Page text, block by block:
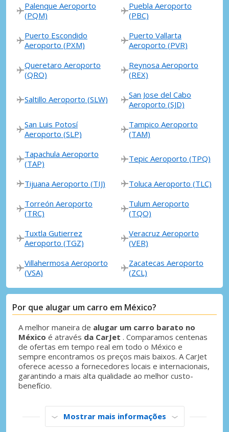
Descontos especiais
fornecedores
Iniciar sessão com eLink
Palenque Aeroporto
(PQM)
Puebla Aeroporto
(PBC)
Puerto Escondido
Aeroporto (PXM)
Puerto Vallarta
Aeroporto (PVR)
Queretaro Aeroporto
(QRO)
Reynosa Aeroporto
(REX)
Saltillo Aeroporto (SLW)
San Jose del Cabo
Aeroporto (SJD)
San Luis Potosí
Aeroporto (SLP)
Tampico Aeroporto
(TAM)
Tapachula Aeroporto
(TAP)
Tepic Aeroporto (TPQ)
Tijuana Aeroporto (TIJ)
Toluca Aeroporto (TLC)
Torreón Aeroporto
(TRC)
Tulum Aeroporto
(TQO)
Tuxtla Gutierrez
Aeroporto (TGZ)
Veracruz Aeroporto
(VER)
Villahermosa Aeroporto
(VSA)
Zacatecas Aeroporto
(ZCL)
Por que alugar um carro em México?
A melhor maneira de alugar um carro barato no
México é através da CarJet . Comparamos centenas
de ofertas em tempo real em todo o México e
sempre encontramos os preços mais baixos. A CarJet
oferece acesso a fornecedores locais e internacionais,
garantindo a mais alta qualidade ao melhor custo-
benefício.
Mostrar mais informações